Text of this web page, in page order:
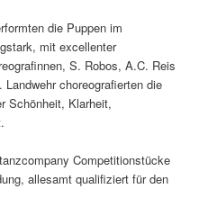
die Puppen im
mit excellenter
S. Robos, A.C. Reis
choreografierten die
Schönheit, Klarheit,
Competitionstücke
allesamt qualifiziert für den